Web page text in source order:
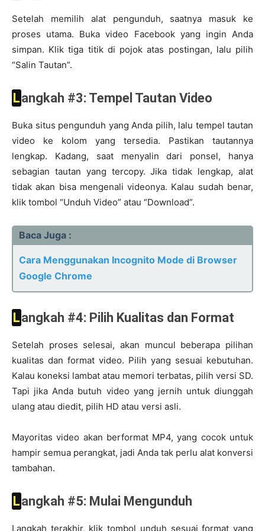
Setelah memilih alat pengunduh, saatnya masuk ke
proses utama. Buka video Facebook yang ingin Anda
simpan. Klik tiga titik di pojok atas postingan, lalu pilih
“Salin Tautan”.
Langkah #3: Tempel Tautan Video
Buka situs pengunduh yang Anda pilih, lalu tempel tautan
video ke kolom yang tersedia. Pastikan tautannya
lengkap. Kadang, saat menyalin dari ponsel, hanya
sebagian tautan yang tercopy. Jika tidak lengkap, alat
tidak akan bisa mengenali videonya. Kalau sudah benar,
klik tombol “Unduh Video” atau “Download”.
Baca Juga :
Cara Menggunakan Incognito Mode di Browser
Google Chrome
Langkah #4: Pilih Kualitas dan Format
Setelah proses selesai, akan muncul beberapa pilihan
kualitas dan format video. Pilih yang sesuai kebutuhan.
Kalau koneksi lambat atau memori terbatas, pilih versi SD.
Tapi jika Anda butuh video yang jernih untuk diunggah
ulang atau diedit, pilih HD atau versi asli.
Mayoritas video akan berformat MP4, yang cocok untuk
hampir semua perangkat, jadi Anda tak perlu alat konversi
tambahan.
Langkah #5: Mulai Mengunduh
Langkah terakhir, klik tombol unduh sesuai format yang